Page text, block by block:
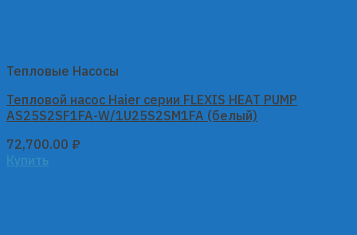
Тепловые Насосы
Тепловой насос Haier серии FLEXIS HEAT PUMP
AS25S2SF1FA-W/1U25S2SM1FA (белый)
72,700.00 ₽
Купить